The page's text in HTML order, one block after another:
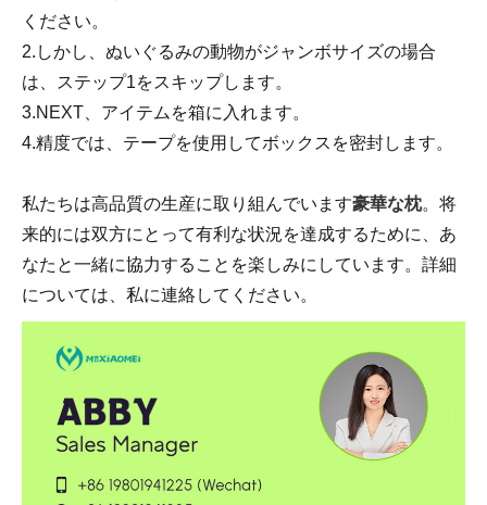
ください。
2.しかし、ぬいぐるみの動物がジャンボサイズの場合
は、ステップ1をスキップします。
3.NEXT、アイテムを箱に入れます。
4.精度では、テープを使用してボックスを密封します。
私たちは高品質の生産に取り組んでいます豪華な枕。将
来的には双方にとって有利な状況を達成するために、あ
なたと一緒に協力することを楽しみにしています。詳細
については、私に連絡してください。